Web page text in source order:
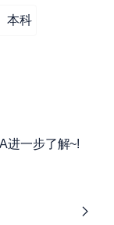
本科
进一步了解~!